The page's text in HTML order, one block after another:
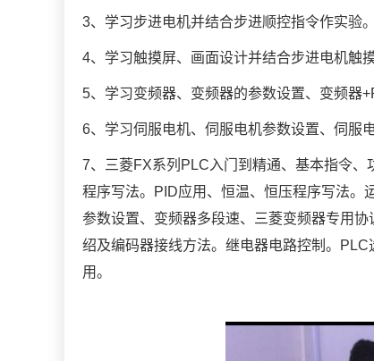
3、学习步进电机并结合步进顺控指令作实验。
4、学习触摸屏、画面设计并结合步进电机触
5、学习变频器、变频器的参数设置、变频器
6、学习伺服电机、伺服电机参数设置、伺服
7、三菱FX系列PLC入门到精通、基本指令
程序写法。PID应用、恒温、恒压程序写法。
参数设置、变频器多段速、三菱变频器专用
绍及编码器接线方法。继电器电路控制。
用。